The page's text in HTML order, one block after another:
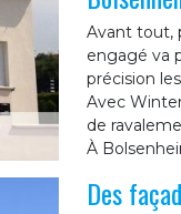
Avant tout,
engagé va
précision
Avec
de
À
Des